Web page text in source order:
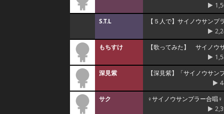
S.T.L
【５人で】サイノウサンプ
もちすけ
【歌ってみた】 サイノ
深見紫
【深見紫】「サイノウサン
サク
♀サイノウサンプラー合唱♀